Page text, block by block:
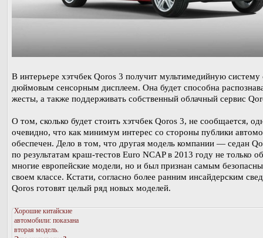
В интерьере хэтчбек Qoros 3 получит мультимедийную систему
дюймовым сенсорным дисплеем. Она будет способна
жесты, а также поддерживать собственный облачный сервис
О том, сколько будет стоить хэтчбек Qoros 3, не сообщается,
очевидно, что как минимум интерес со стороны публики
обеспечен. Дело в том, что другая модель компании — седан
по результатам краш-тестов Euro NCAP в 2013 году не только
многие европейские модели, но и был признан самым
своем классе. Кстати, согласно более ранним инсайдерским
Qoros готовят целый ряд новых моделей.
Хорошие китайские
автомобили: показана
вторая модель.